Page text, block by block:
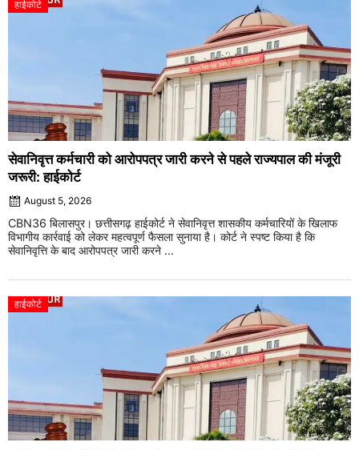
हाईकोर्ट
सेवानिवृत्त कर्मचारी को आरोपपत्र जारी करने से पहले राज्यपाल की मंजूरी
जरूरी: हाईकोर्ट
August 5, 2026
CBN36 बिलासपुर। छत्तीसगढ़ हाईकोर्ट ने सेवानिवृत्त शासकीय कर्मचारियों के खिलाफ
विभागीय कार्रवाई को लेकर महत्वपूर्ण फैसला सुनाया है। कोर्ट ने स्पष्ट किया है कि
सेवानिवृत्ति के बाद आरोपपत्र जारी करने ...
हाईकोर्ट